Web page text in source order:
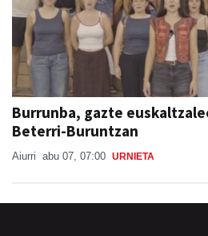
Burrunba, gazte
Beterri-Buruntzan
Aiurri abu 07, 07:00 URNIETA